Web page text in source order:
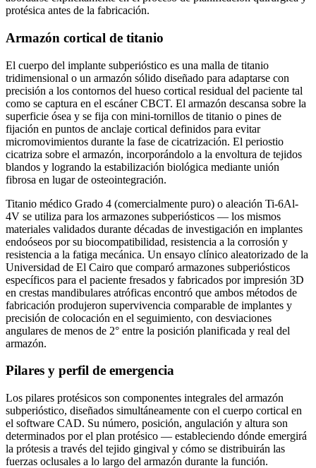
protésica antes de la fabricación.
Armazón cortical de titanio
El cuerpo del implante subperióstico es una malla de titanio
tridimensional o un armazón sólido diseñado para adaptarse con
precisión a los contornos del hueso cortical residual del paciente tal
como se captura en el escáner CBCT. El armazón descansa sobre la
superficie ósea y se fija con mini-tornillos de titanio o pines de
fijación en puntos de anclaje cortical definidos para evitar
micromovimientos durante la fase de cicatrización. El periostio
cicatriza sobre el armazón, incorporándolo a la envoltura de tejidos
blandos y logrando la estabilización biológica mediante unión
fibrosa en lugar de osteointegración.
Titanio médico Grado 4 (comercialmente puro) o aleación Ti-6Al-
4V se utiliza para los armazones subperiósticos — los mismos
materiales validados durante décadas de investigación en implantes
endoóseos por su biocompatibilidad, resistencia a la corrosión y
resistencia a la fatiga mecánica. Un ensayo clínico aleatorizado de la
Universidad de El Cairo que comparó armazones subperiósticos
específicos para el paciente fresados y fabricados por impresión 3D
en crestas mandibulares atróficas encontró que ambos métodos de
fabricación produjeron supervivencia comparable de implantes y
precisión de colocación en el seguimiento, con desviaciones
angulares de menos de 2° entre la posición planificada y real del
armazón.
Pilares y perfil de emergencia
Los pilares protésicos son componentes integrales del armazón
subperióstico, diseñados simultáneamente con el cuerpo cortical en
el software CAD. Su número, posición, angulación y altura son
determinados por el plan protésico — estableciendo dónde emergirá
la prótesis a través del tejido gingival y cómo se distribuirán las
fuerzas oclusales a lo largo del armazón durante la función.